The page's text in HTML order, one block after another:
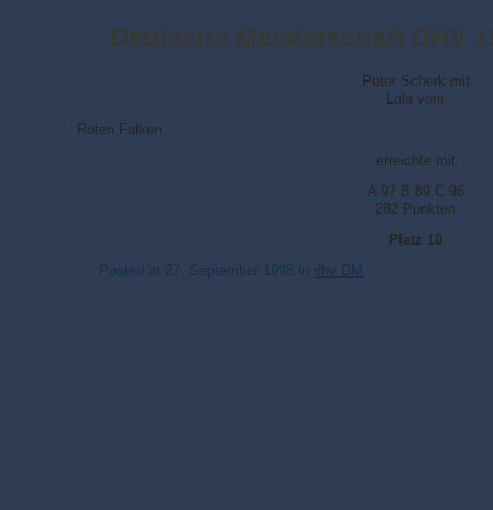
Deutsche Meisterschaft DHV
Peter Scherk mit
Lola vom
Roten Falken
erreichte mit
A 97 B 89 C 96
282 Punkten
Platz 10
Posted at 27. September 1998 in dhv DM